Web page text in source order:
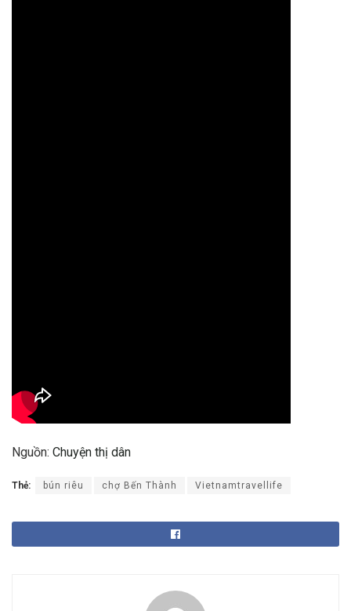
Nguồn: Chuyện thị dân
Thẻ: bún riêu chợ Bến Thành Vietnamtravellife